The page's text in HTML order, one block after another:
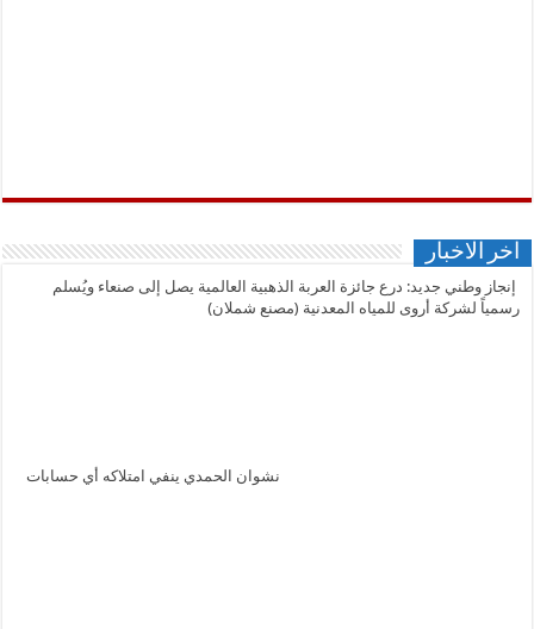
اخر الاخبار
إنجاز وطني جديد: درع جائزة العربة الذهبية العالمية يصل إلى صنعاء ويُسلم
رسمياً لشركة أروى للمياه المعدنية (مصنع شملان)
نشوان الحمدي ينفي امتلاكه أي حسابات